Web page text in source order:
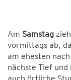
Am Samstag
vormittags ab,
am ehesten
nächste Tief